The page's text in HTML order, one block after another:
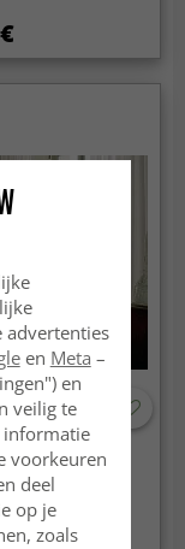
- Linnen
(wit)
advertenties
en Meta –
en
veilig te
informatie
voorkeuren
deel
op je
zoals